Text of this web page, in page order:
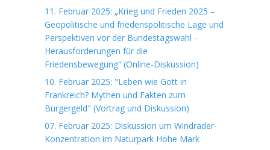
11. Februar 2025: „Krieg und Frieden 2025 –
Geopolitische und friedenspolitische Lage und
Perspektiven vor der Bundestagswahl -
Herausforderungen für die
Friedensbewegung“ (Online-Diskussion)
10. Februar 2025: "Leben wie Gott in
Frankreich? Mythen und Fakten zum
Bürgergeld" (Vortrag und Diskussion)
07. Februar 2025: Diskussion um Windräder-
Konzentration im Naturpark Hohe Mark